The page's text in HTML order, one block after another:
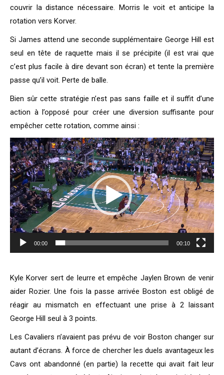
couvrir la distance nécessaire. Morris le voit et anticipe la
rotation vers Korver.
Si James attend une seconde supplémentaire George Hill est
seul en tête de raquette mais il se précipite (il est vrai que
c’est plus facile à dire devant son écran) et tente la première
passe qu’il voit. Perte de balle.
Bien sûr cette stratégie n’est pas sans faille et il suffit d’une
action à l’opposé pour créer une diversion suffisante pour
empêcher cette rotation, comme ainsi :
Lecteur
vidéo
00:00 00:10
Kyle Korver sert de leurre et empêche Jaylen Brown de venir
aider Rozier. Une fois la passe arrivée Boston est obligé de
réagir au mismatch en effectuant une prise à 2 laissant
George Hill seul à 3 points.
Les Cavaliers n’avaient pas prévu de voir Boston changer sur
autant d’écrans. À force de chercher les duels avantageux les
Cavs ont abandonné (en partie) la recette qui avait fait leur